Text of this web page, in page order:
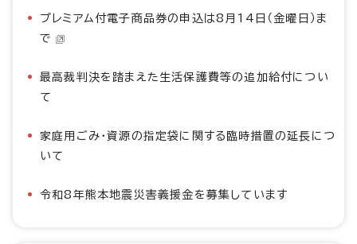
プレミアム付電子商品券の申込は8月14日（金曜日）ま
で
最高裁判決を踏まえた生活保護費等の追加給付につい
て
家庭用ごみ・資源の指定袋に関する臨時措置の延長につ
いて
令和8年熊本地震災害義援金を募集しています